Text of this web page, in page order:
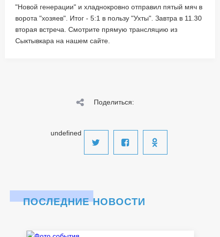
"Новой генерации" и хладнокровно отправил пятый мяч в
ворота "хозяев". Итог - 5:1 в пользу "Ухты". Завтра в 11.30
вторая встреча. Смотрите прямую трансляцию из
Сыктывкара на нашем сайте.
Поделиться:
undefined
ПОСЛЕДНИЕ НОВОСТИ